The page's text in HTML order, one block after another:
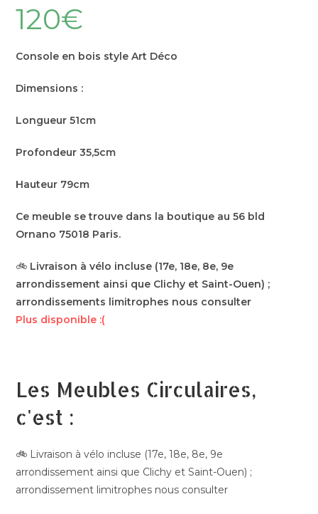
120€
Console en bois style Art Déco
Dimensions :
Longueur 51cm
Profondeur 35,5cm
Hauteur 79cm
Ce meuble se trouve dans la boutique au 56 bld
Ornano 75018 Paris.
🚲 Livraison à vélo incluse (17e, 18e, 8e, 9e
arrondissement ainsi que Clichy et Saint-Ouen) ;
arrondissements limitrophes nous consulter
Plus disponible :(
Les Meubles Circulaires,
c'est :
🚲 Livraison à vélo incluse (17e, 18e, 8e, 9e
arrondissement ainsi que Clichy et Saint-Ouen) ;
arrondissement limitrophes nous consulter